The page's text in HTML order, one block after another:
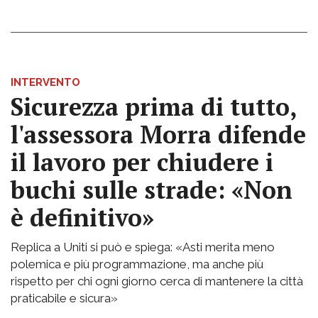
INTERVENTO
Sicurezza prima di tutto,
l'assessora Morra difende
il lavoro per chiudere i
buchi sulle strade: «Non
è definitivo»
Replica a Uniti si può e spiega: «Asti merita meno
polemica e più programmazione, ma anche più
rispetto per chi ogni giorno cerca di mantenere la città
praticabile e sicura»